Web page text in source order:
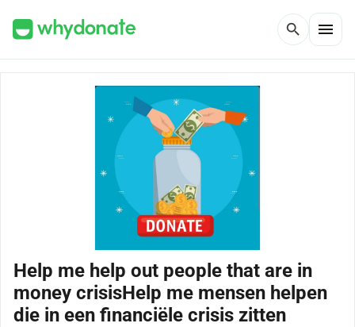
search menu
Help me help out people that are in
money crisisHelp me mensen helpen
die in een financiële crisis zitten